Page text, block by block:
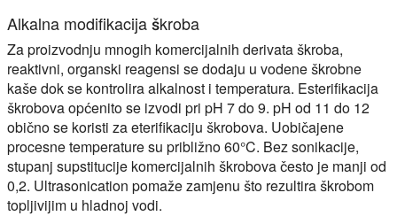
Alkalna modifikacija škroba
Za proizvodnju mnogih komercijalnih derivata škroba,
reaktivni, organski reagensi se dodaju u vodene škrobne
kaše dok se kontrolira alkalnost i temperatura. Esterifikacija
škrobova općenito se izvodi pri pH 7 do 9. pH od 11 do 12
obično se koristi za eterifikaciju škrobova. Uobičajene
procesne temperature su približno 60°C. Bez sonikacije,
stupanj supstitucije komercijalnih škrobova često je manji od
0,2. Ultrasonication pomaže zamjenu što rezultira škrobom
topljivijim u hladnoj vodi.